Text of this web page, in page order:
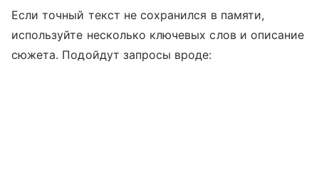
Если точный текст не сохранился в памяти,
используйте несколько ключевых слов и описание
сюжета. Подойдут запросы вроде: